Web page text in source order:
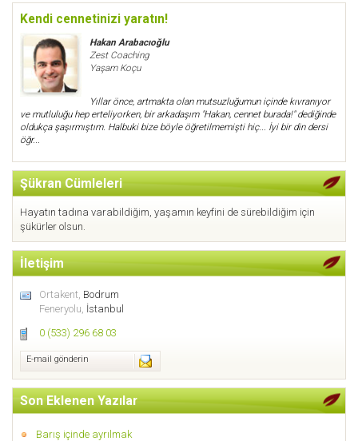
Kendi cennetinizi yaratın!
Hakan Arabacıoğlu
Zest Coaching
Yaşam Koçu
Yıllar önce, artmakta olan mutsuzluğumun içinde kıvranıyor
ve mutluluğu hep erteliyorken, bir arkadaşım "Hakan, cennet burada!" dediğinde
oldukça şaşırmıştım. Halbuki bize böyle öğretilmemişti hiç... İyi bir din dersi
öğr...
Şükran Cümleleri
Hayatın tadına varabildiğim, yaşamın keyfini de sürebildiğim için
şükürler olsun.
İletişim
Ortakent, Bodrum
Feneryolu, İstanbul
0 (533) 296 68 03
E-mail gönderin
Son Eklenen Yazılar
Barış içinde ayrılmak